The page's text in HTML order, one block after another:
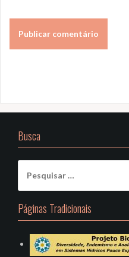
Busca
por:
Páginas Tradicionais